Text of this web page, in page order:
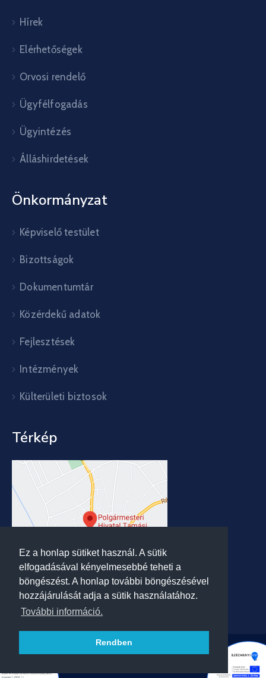
Ez a honlap sütiket használ. A sütik
elfogadásával kényelmesebbé teheti a
böngészést. A honlap további böngészésével
hozzájárulását adja a sütik használatához.
További információ.
Rendben
Hírek
Elérhetőségek
Orvosi rendelő
Ügyfélfogadás
Ügyintézés
Álláshirdetések
Önkormányzat
Képviselő testület
Bizottságok
Dokumentumtár
Közérdekű adatok
Fejlesztések
Intézmények
Külterületi biztosok
Térkép